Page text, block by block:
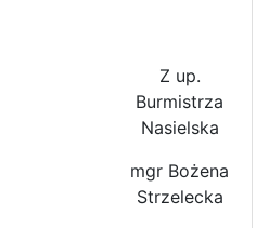
Z up.
Burmistrza
Nasielska
mgr Bożena
Strzelecka